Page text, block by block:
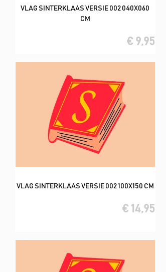
In winkelwagen
VLAG SINTERKLAAS VERSIE 002 040X060
CM
€ 9,95
In winkelwagen
VLAG SINTERKLAAS VERSIE 002 100X150 CM
€ 14,95